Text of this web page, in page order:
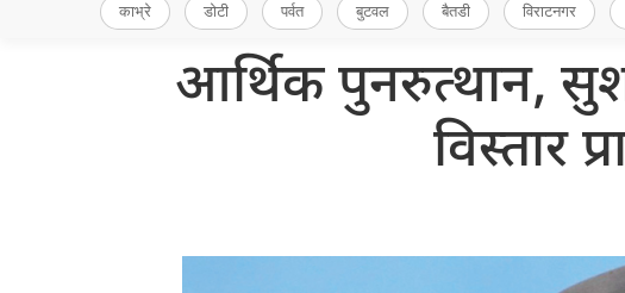
काभ्रे डोटी पर्वत बुटवल बैतडी विराटनगर
आर्थिक पुनरुत्थान,
विस्तार